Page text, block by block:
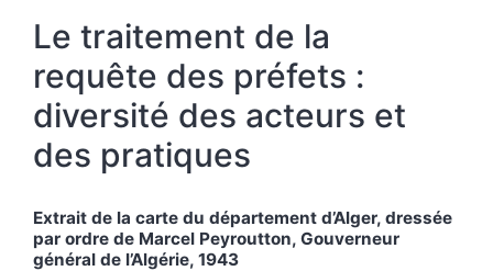
Le traitement de la
requête des préfets :
diversité des acteurs et
des pratiques
Extrait de la carte du département d’Alger, dressée
par ordre de Marcel Peyroutton, Gouverneur
général de l’Algérie, 1943